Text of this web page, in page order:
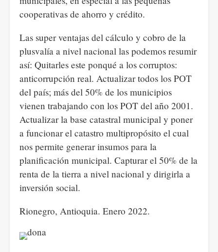
cooperativas de ahorro y crédito.
Las super ventajas del cálculo y cobro de la
plusvalía a nivel nacional las podemos resumir
así: Quitarles este ponqué a los corruptos:
anticorrupción real. Actualizar todos los POT
del país; más del 50% de los municipios
vienen trabajando con los POT del año 2001.
Actualizar la base catastral municipal y poner
a funcionar el catastro multipropósito el cual
nos permite generar insumos para la
planificación municipal. Capturar el 50% de la
renta de la tierra a nivel nacional y dirigirla a
inversión social.
Rionegro, Antioquia. Enero 2022.